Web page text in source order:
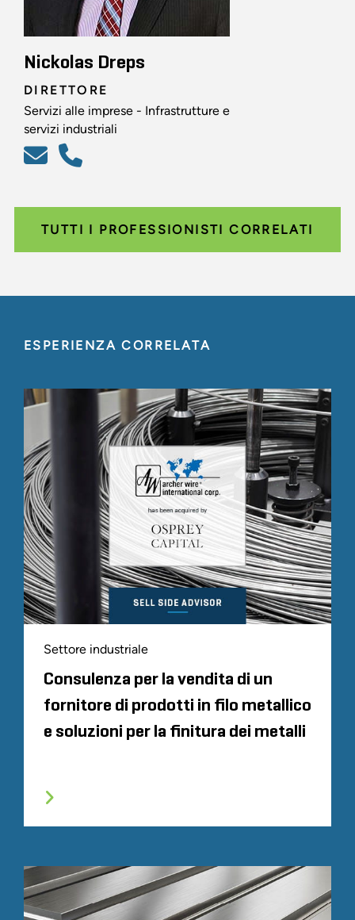
Nickolas Dreps
DIRETTORE
Servizi alle imprese - Infrastrutture e
servizi industriali
TUTTI I PROFESSIONISTI CORRELATI
ESPERIENZA CORRELATA
Settore industriale
Consulenza per la vendita di un
fornitore di prodotti in filo metallico
e soluzioni per la finitura dei metalli